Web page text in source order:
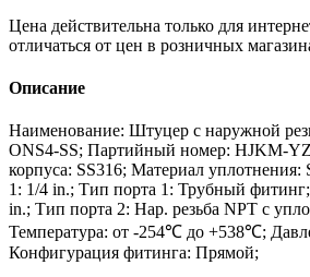
Цена действительна только для
отличаться от цен в розничных
Описание
Наименование: Штуцер с наружной
ONS4-SS; Партийный номер: HJKM-
корпуса: SS316; Материал уплотнения:
1: 1/4 in.; Тип порта 1: Трубный
in.; Тип порта 2: Нар. резьба NPT с
Температура: от -254℃ до +538℃;
Конфигурация фитинга: Прямой;